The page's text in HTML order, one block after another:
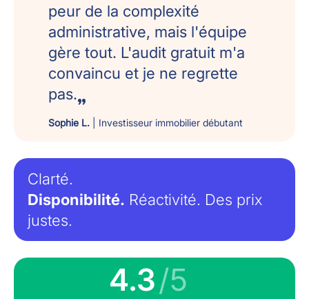
peur de la complexité
administrative, mais l'équipe
gère tout. L'audit gratuit m'a
convaincu et je ne regrette
pas.
Sophie L. | Investisseur immobilier débutant
Clarté.
Disponibilité. Réactivité. Des prix
justes.
4.3/5